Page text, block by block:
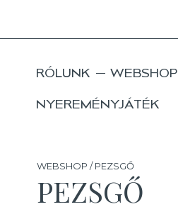
RÓLUNK WEBSHOP
NYEREMÉNYJÁTÉK
WEBSHOP / PEZSGŐ
PEZSGŐ